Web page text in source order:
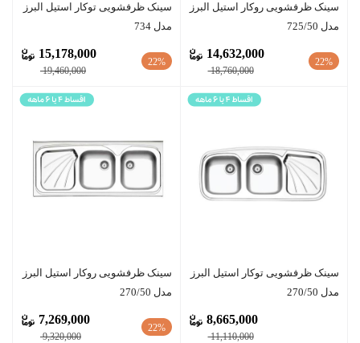
سينک ظرفشویی روکار استیل البرز
مدل 725/50
22%
18,760,000
14,632,000
سينک ظرفشویی توکار استیل البرز
مدل 734
22%
19,460,000
15,178,000
سينک ظرفشویی توکار استیل البرز
مدل 270/50
11,110,000
8,665,000
سينک ظرفشویی روکار استیل البرز
مدل 270/50
22%
9,320,000
7,269,000